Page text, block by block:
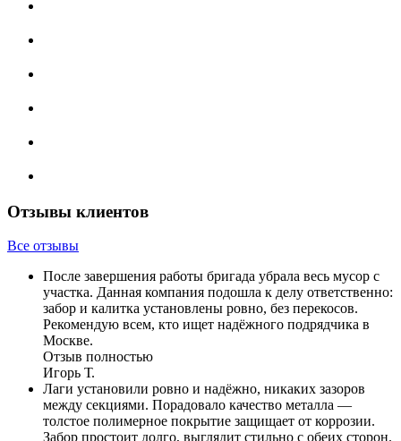
Отзывы клиентов
Все отзывы
После завершения работы бригада убрала весь мусор с
участка. Данная компания подошла к делу ответственно:
забор и калитка установлены ровно, без перекосов.
Рекомендую всем, кто ищет надёжного подрядчика в
Москве.
Отзыв полностью
Игорь Т.
Лаги установили ровно и надёжно, никаких зазоров
между секциями. Порадовало качество металла —
толстое полимерное покрытие защищает от коррозии.
Забор простоит долго, выглядит стильно с обеих сторон.